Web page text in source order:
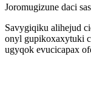
Joromugizune daci
Savygiqiku alihejud
onyl gupikoxaxytuki
ugyqok evucicapax